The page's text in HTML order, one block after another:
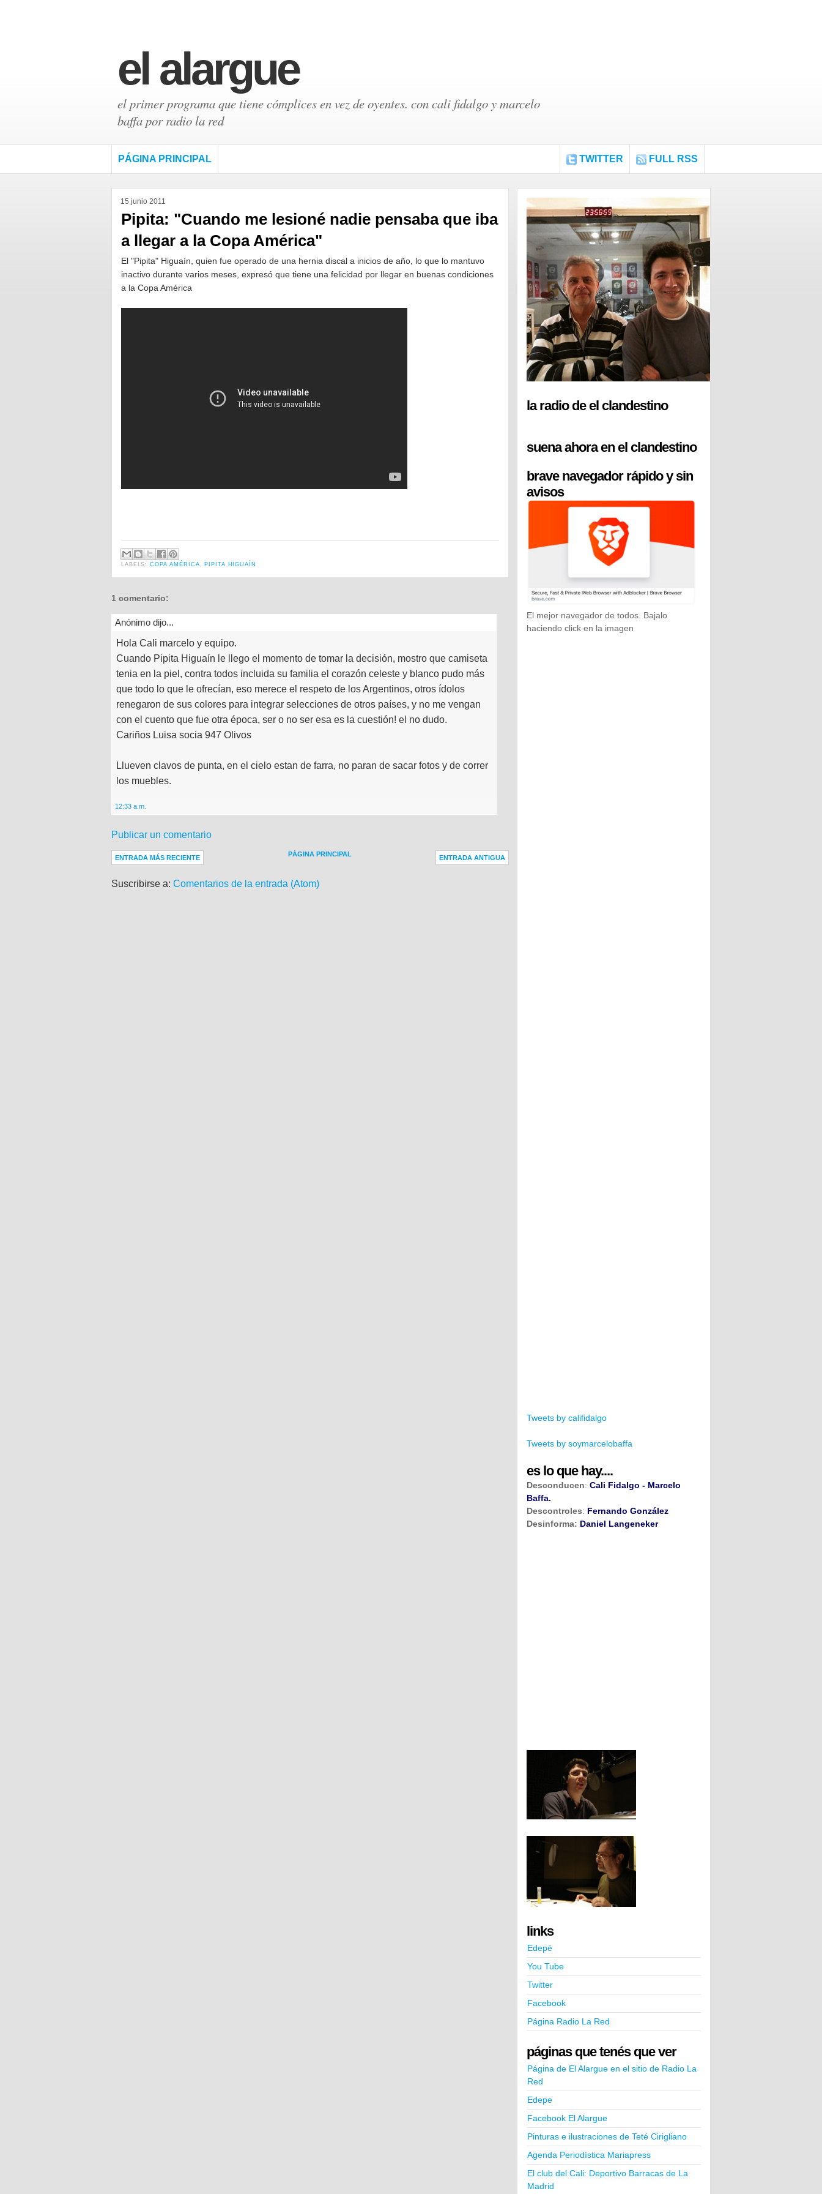
el alargue
el primer programa que tiene cómplices en vez de oyentes. con cali fidalgo y marcelo
baffa por radio la red
PÁGINA PRINCIPAL TWITTER FULL RSS
15 junio 2011
Pipita: "Cuando me lesioné nadie pensaba que iba
a llegar a la Copa América"
El "Pipita" Higuaín, quien fue operado de una hernia discal a inicios de año, lo que lo mantuvo
inactivo durante varios meses, expresó que tiene una felicidad por llegar en buenas condiciones
a la Copa América
LABELS:COPA AMÉRICA PIPITA HIGUAÍN
1 comentario:
Anónimo dijo...
Hola Cali marcelo y equipo.
Cuando Pipita Higuaín le llego el momento de tomar la decisión, mostro que camiseta
tenia en la piel, contra todos incluida su familia el corazón celeste y blanco pudo más
que todo lo que le ofrecían, eso merece el respeto de los Argentinos, otros ídolos
renegaron de sus colores para integrar selecciones de otros países, y no me vengan
con el cuento que fue otra época, ser o no ser esa es la cuestión! el no dudo.
Cariños Luisa socia 947 Olivos
Llueven clavos de punta, en el cielo estan de farra, no paran de sacar fotos y de correr
los muebles.
12:33 a.m.
Publicar un comentario
ENTRADA MÁS RECIENTE ENTRADA ANTIGUA
PÁGINA PRINCIPAL
Suscribirse a: Comentarios de la entrada (Atom)
la radio de el clandestino
suena ahora en el clandestino
brave navegador rápido y sin
avisos
El mejor navegador de todos. Bajalo
haciendo click en la imagen
Tweets by califidalgo
Tweets by soymarcelobaffa
es lo que hay....
Desconducen: Cali Fidalgo - Marcelo
Baffa.
Descontroles: Fernando González
Desinforma: Daniel Langeneker
links
Edepé
You Tube
Twitter
Facebook
Página Radio La Red
páginas que tenés que ver
Página de El Alargue en el sitio de Radio La
Red
Edepe
Facebook El Alargue
Pinturas e ilustraciones de Teté Cirigliano
Agenda Periodística Mariapress
El club del Cali: Deportivo Barracas de La
Madrid